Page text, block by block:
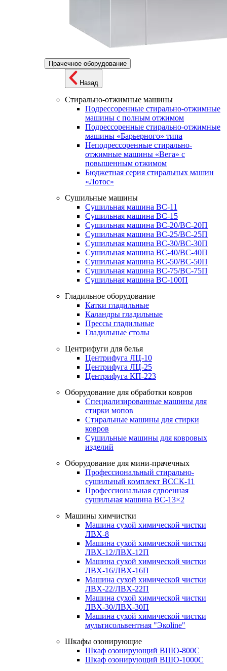
Прачечное оборудование
Назад
Стирально-отжимные машины
Подрессоренные стирально-отжимные
машины с полным отжимом
Подрессоренные стирально-отжимные
машины «Барьерного» типа
Неподрессоренные стирально-
отжимные машины «Вега» с
повышенным отжимом
Бюджетная серия стиральных машин
«Лотос»
Сушильные машины
Сушильная машина ВС-11
Сушильная машина ВС-15
Сушильная машина ВС-20/ВС-20П
Сушильная машина ВС-25/ВС-25П
Сушильная машина ВС-30/ВС-30П
Сушильная машина ВС-40/ВС-40П
Сушильная машина ВС-50/ВС-50П
Сушильная машина ВС-75/ВС-75П
Сушильная машина ВС-100П
Гладильное оборудование
Катки гладильные
Каландры гладильные
Прессы гладильные
Гладильные столы
Центрифуги для белья
Центрифуга ЛЦ-10
Центрифуга ЛЦ-25
Центрифуга КП-223
Оборудование для обработки ковров
Специализированные машины для
стирки мопов
Стиральные машины для стирки
ковров
Сушильные машины для ковровых
изделий
Оборудование для мини-прачечных
Профессиональный стирально-
сушильный комплект ВССК-11
Профессиональная сдвоенная
сушильная машина ВС-13×2
Машины химчистки
Машина сухой химической чистки
ЛВХ-8
Машина сухой химической чистки
ЛВХ-12/ЛВХ-12П
Машина сухой химической чистки
ЛВХ-16/ЛВХ-16П
Машина сухой химической чистки
ЛВХ-22/ЛВХ-22П
Машина сухой химической чистки
ЛВХ-30/ЛВХ-30П
Машина сухой химической чистки
мультисольвентная "Экоline"
Шкафы озонирующие
Шкаф озонирующий ВШО-800С
Шкаф озонирующий ВШО-1000С